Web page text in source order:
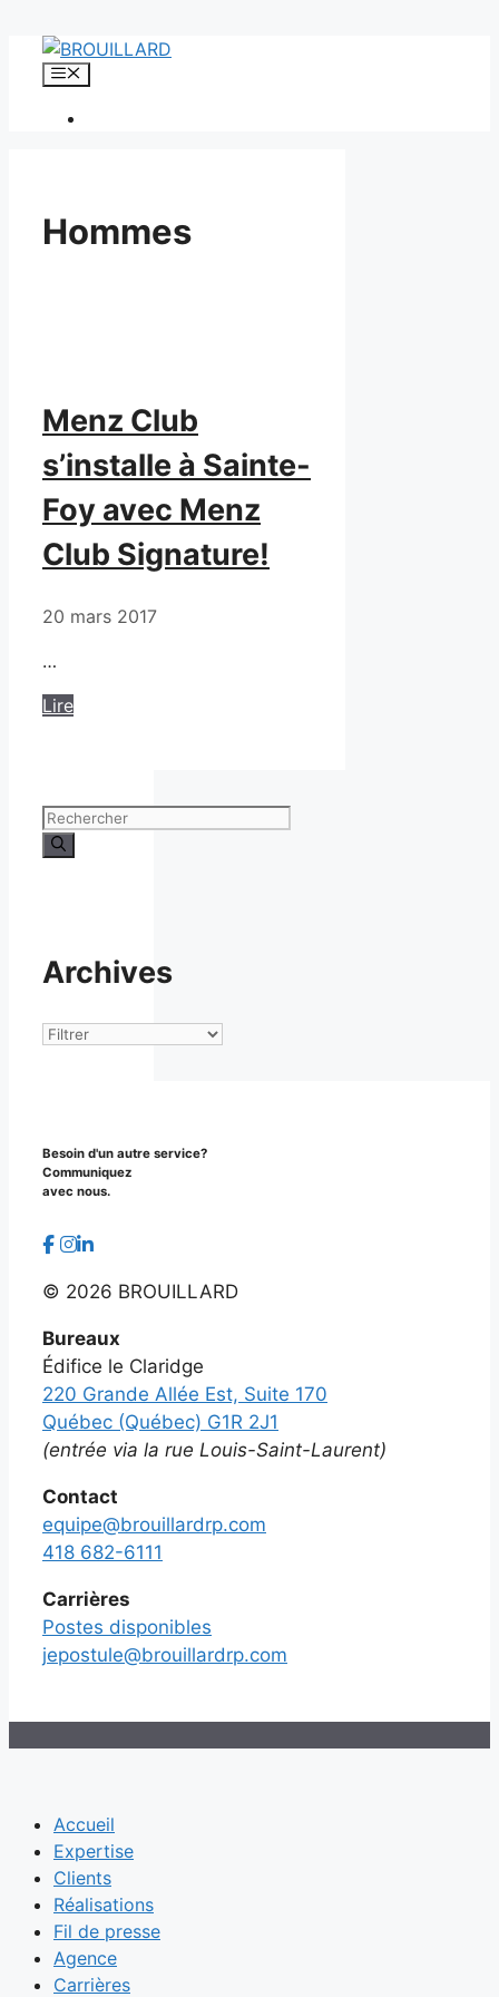
Aller
Menu
Hommes
Menz Club
s’installe à Sainte-
Foy avec Menz
Club Signature!
20 mars 2017
…
Lire
Rechercher :
Archives
Archives
Besoin d'un autre service?
Communiquez
avec nous.
© 2026 BROUILLARD
Bureaux
Édifice le Claridge
220 Grande Allée Est, Suite 170
Québec (Québec) G1R 2J1
(entrée via la rue Louis-Saint-Laurent)
Contact
equipe@brouillardrp.com
418 682-6111
Carrières
Postes disponibles
jepostule@brouillardrp.com
Accueil
Expertise
Clients
Réalisations
Fil de presse
Agence
Carrières